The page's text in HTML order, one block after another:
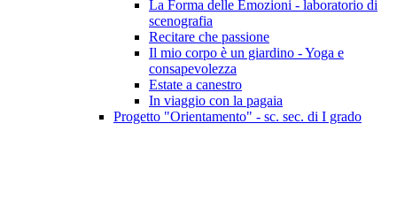
La Forma delle Emozioni - laboratorio di
scenografia
Recitare che passione
Il mio corpo è un giardino - Yoga e
consapevolezza
Estate a canestro
In viaggio con la pagaia
Progetto "Orientamento" - sc. sec. di I grado